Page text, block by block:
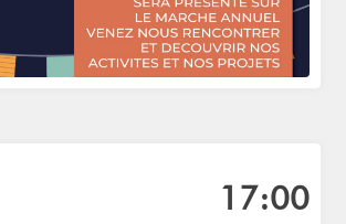
17:00